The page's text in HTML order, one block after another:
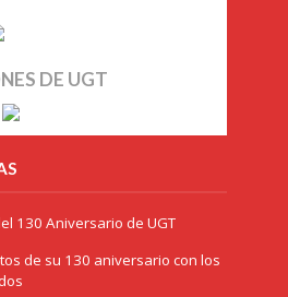
DE UGT
130 Aniversario de UGT
de su 130 aniversario con los